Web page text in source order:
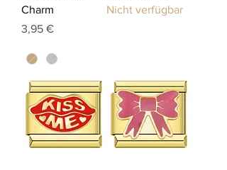
Charm
Preis
3,95 €
Nicht verfügbar